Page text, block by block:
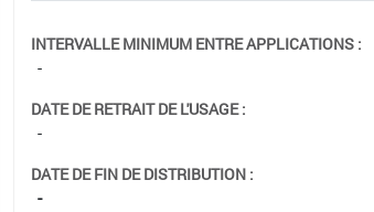
INTERVALLE MINIMUM ENTRE APPLICATIONS :
-
DATE DE RETRAIT DE L'USAGE :
-
DATE DE FIN DE DISTRIBUTION :
-